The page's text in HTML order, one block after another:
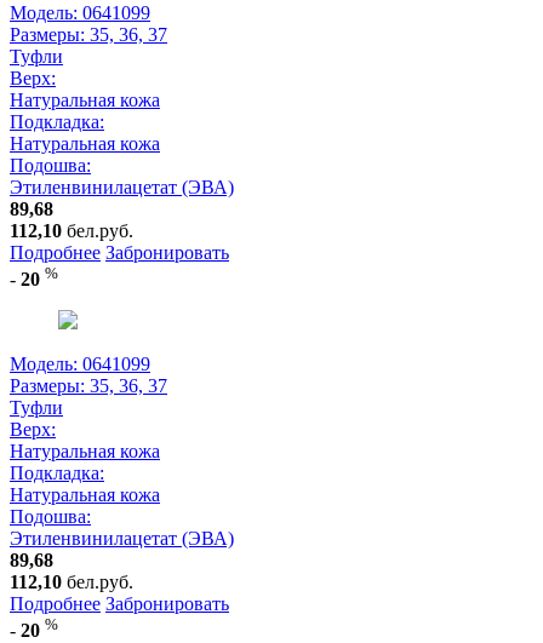
Модель: 0641099
Размеры: 35, 36, 37
Туфли
Верх:
Натуральная кожа
Подкладка:
Натуральная кожа
Подошва:
Этиленвинилацетат (ЭВА)
89,68
112,10 бел.руб.
Подробнее Забронировать
- 20 %
Модель: 0641099
Размеры: 35, 36, 37
Туфли
Верх:
Натуральная кожа
Подкладка:
Натуральная кожа
Подошва:
Этиленвинилацетат (ЭВА)
89,68
112,10 бел.руб.
Подробнее Забронировать
- 20 %